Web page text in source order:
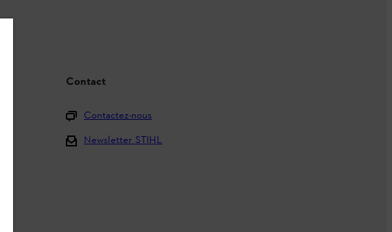
Contact
Contactez-nous
Newsletter STIHL